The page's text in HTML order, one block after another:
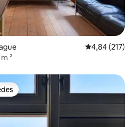
4,84 de uma
4,84 (217)
²
dos hóspedes